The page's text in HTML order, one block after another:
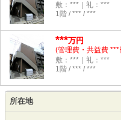
敷：***｜礼：***
1階 / *** / ***
***万円
(管理費・共益費 ***
敷：***｜礼：***
1階 / *** / ***
所在地